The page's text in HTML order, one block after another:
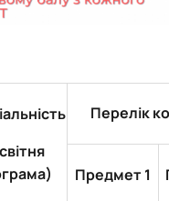
Перелік
Предмет 1